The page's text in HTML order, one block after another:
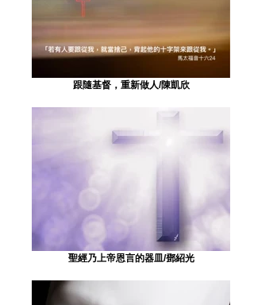
跟隨基督，重新做人/陳凱欣
聖經乃上帝恩言的器皿/鄧紹光